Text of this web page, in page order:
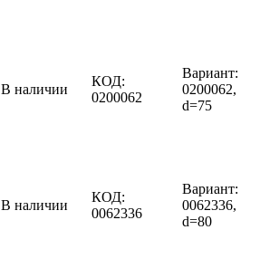
В наличии
КОД:
0200062
Вариант:
0200062,
d=75
В наличии
КОД:
0062336
Вариант:
0062336,
d=80